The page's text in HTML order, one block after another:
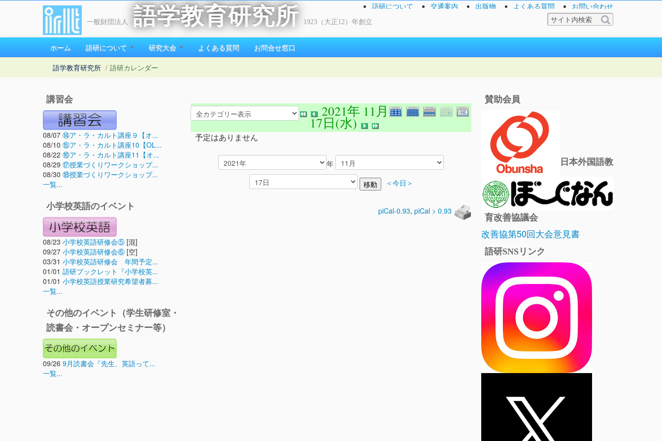
一般財団法人 語学教育研究所 1923（大正12）年創立
語研について 交通案内 出版物 よくある質問 お問い合わせ
ホーム 語研について 研究大会 よくある質問 お問合せ窓口
語学教育研究所 / 語研カレンダー
講習会
08/07 ⑭ア・ラ・カルト講座９【オ...
08/10 ⑮ア・ラ・カルト講座10【OL...
08/22 ⑯ア・ラ・カルト講座11【オ...
08/29 ⑰授業づくりワークショップ...
08/30 ⑱授業づくりワークショップ...
一覧...
小学校英語のイベント
08/23 小学校英語研修会⑤ [混]
09/27 小学校英語研修会⑥ [空]
03/31 小学校英語研修会 年間予定...
01/01 語研ブックレット『小学校英...
01/01 小学校英語授業研究希望者募...
一覧...
その他のイベント（学生研修室・
読書会・オープンセミナー等）
09/26 9月読書会『先生、英語って...
一覧...
2021年 11月
17日(水)
予定はありません
年
＜今日＞
piCal-0.93, piCal > 0.93
賛助会員
日本外国語教
育改善協議会
改善協第50回大会意見書
語研SNSリンク